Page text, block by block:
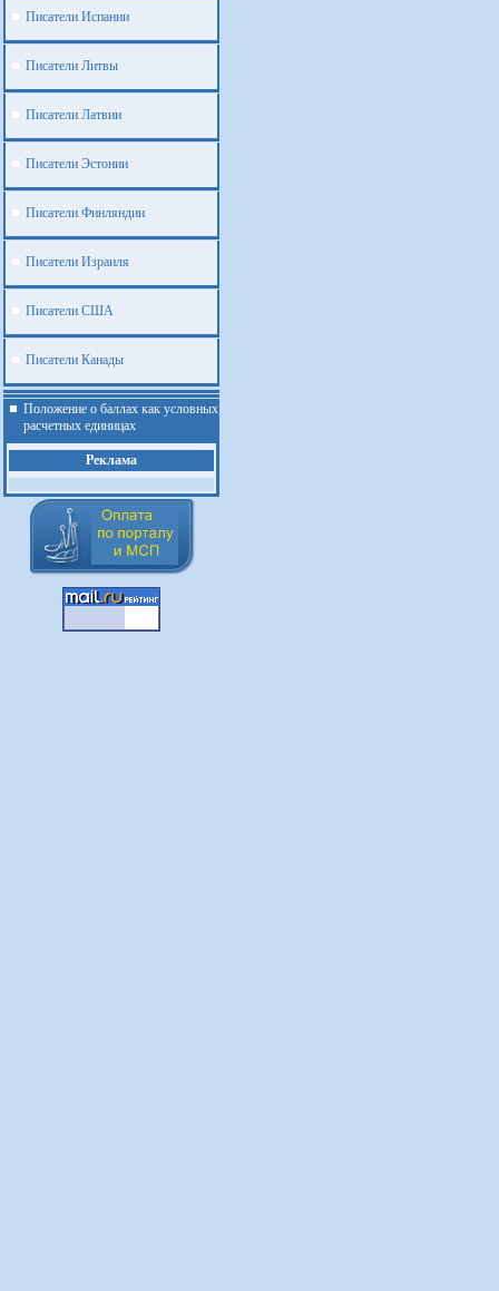
Писатели Испании
Писатели Литвы
Писатели Латвии
Писатели Эстонии
Писатели Финляндии
Писатели Израиля
Писатели США
Писатели Канады
Положение о баллах как условных
расчетных единицах
Реклама